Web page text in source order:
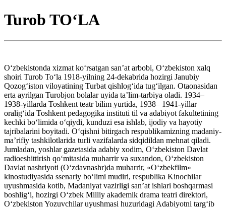
Turob TO‘LA
O‘zbekistonda xizmat ko‘rsatgan san’at arbobi, O‘zbekiston xalq
shoiri Turob To‘la 1918-yilning 24-dekabrida hozirgi Janubiy
Qozog‘iston viloyatining Turbat qishlog‘ida tug‘ilgan. Otaonasidan
erta ayrilgan Turobjon bolalar uyida ta’lim-tarbiya oladi. 1934–
1938-yillarda Toshkent teatr bilim yurtida, 1938– 1941-yillar
oralig‘ida Toshkent pedagogika instituti til va adabiyot fakultetining
kechki bo‘limida o‘qiydi, kunduzi esa ishlab, ijodiy va hayotiy
tajribalarini boyitadi. O‘qishni bitirgach respublikamizning madaniy-
ma’rifiy tashkilotlarida turli vazifalarda sidqidildan mehnat qiladi.
Jumladan, yoshlar gazetasida adabiy xodim, O‘zbekiston Davlat
radioeshittirish qo‘mitasida muharrir va suxandon, O‘zbekiston
Davlat nashriyoti (O‘zdavnashr)da muharrir, «O‘zbekfilm»
kinostudiyasida ssenariy bo‘limi mudiri, respublika Kinochilar
uyushmasida kotib, Madaniyat vazirligi san’at ishlari boshqarmasi
boshlig‘i, hozirgi O‘zbek Milliy akademik drama teatri direktori,
O‘zbekiston Yozuvchilar uyushmasi huzuridagi Adabiyotni targ‘ib